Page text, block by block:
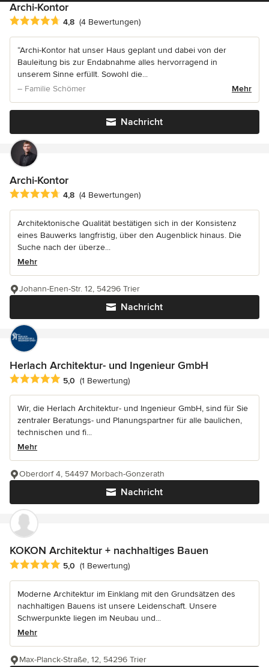
Archi-Kontor
Durchschnittliche Bewertung: 4.8 von 5 Sternen
4,8 (4 Bewertungen)
“Archi-Kontor hat unser Haus geplant und dabei von der
Bauleitung bis zur Endabnahme alles hervorragend in
unserem Sinne erfüllt. Sowohl die...
– Familie Schömer
Mehr
Nachricht
Archi-Kontor
Durchschnittliche Bewertung: 4.8 von 5 Sternen
4,8 (4 Bewertungen)
Architektonische Qualität bestätigen sich in der Konsistenz
eines Bauwerks langfristig, über den Augenblick hinaus. Die
Suche nach der überze...
Mehr
Nachricht
Johann-Enen-Str. 12, 54296 Trier
Herlach Architektur- und Ingenieur GmbH
Durchschnittliche Bewertung: 5 von 5 Sternen
5,0 (1 Bewertung)
Wir, die Herlach Architektur- und Ingenieur GmbH, sind für Sie
zentraler Beratungs- und Planungspartner für alle baulichen,
technischen und fi...
Mehr
Nachricht
Oberdorf 4, 54497 Morbach-Gonzerath
KOKON Architektur + nachhaltiges Bauen
Durchschnittliche Bewertung: 5 von 5 Sternen
5,0 (1 Bewertung)
Moderne Architektur im Einklang mit den Grundsätzen des
nachhaltigen Bauens ist unsere Leidenschaft. Unsere
Schwerpunkte liegen im Neubau und...
Mehr
Max-Planck-Straße, 12, 54296 Trier